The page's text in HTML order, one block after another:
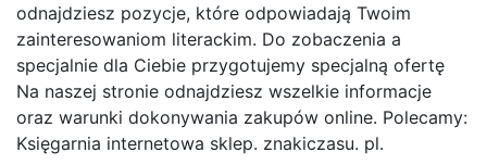
odnajdziesz pozycje, które odpowiadają Twoim
zainteresowaniom literackim. Do zobaczenia a
specjalnie dla Ciebie przygotujemy specjalną ofertę
Na naszej stronie odnajdziesz wszelkie informacje
oraz warunki dokonywania zakupów online. Polecamy:
Księgarnia internetowa sklep. znakiczasu. pl.